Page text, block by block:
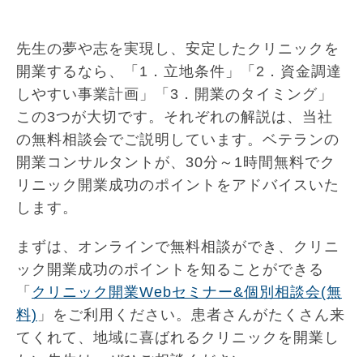
先生の夢や志を実現し、安定したクリニックを
開業するなら、「1．立地条件」「2．資金調達
しやすい事業計画」「3．開業のタイミング」
この3つが大切です。それぞれの解説は、当社
の無料相談会でご説明しています。ベテランの
開業コンサルタントが、30分～1時間無料でク
リニック開業成功のポイントをアドバイスいた
します。
まずは、オンラインで無料相談ができ、クリニ
ック開業成功のポイントを知ることができる
「 クリニック開業Webセミナー&個別相談会(無
料) 」をご利用ください。患者さんがたくさん来
てくれて、地域に喜ばれるクリニックを開業し